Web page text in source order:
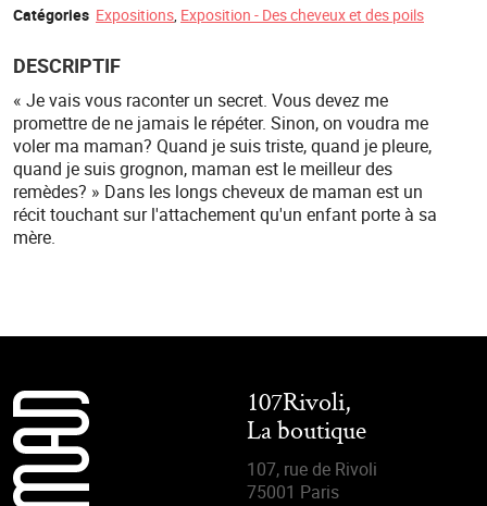
Catégories Expositions, Exposition - Des cheveux et des poils
DESCRIPTIF
« Je vais vous raconter un secret. Vous devez me
promettre de ne jamais le répéter. Sinon, on voudra me
voler ma maman? Quand je suis triste, quand je pleure,
quand je suis grognon, maman est le meilleur des
remèdes? » Dans les longs cheveux de maman est un
récit touchant sur l'attachement qu'un enfant porte à sa
mère.
107Rivoli,
La boutique
107, rue de Rivoli
75001 Paris